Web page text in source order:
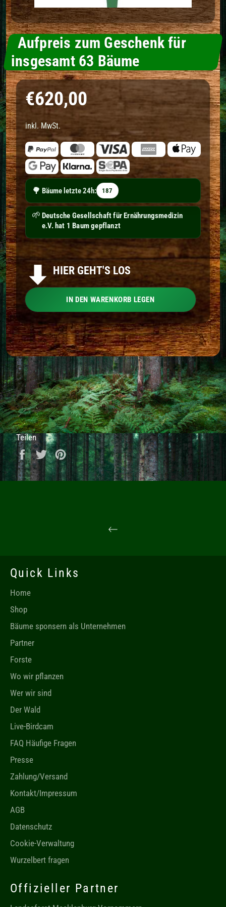
Aufpreis zum Geschenk für
insgesamt 63 Bäume
Normaler Preis
€620,00
inkl. MwSt.
🌳 Bäume letzte 24h: 187
🌱 Deutsche Gesellschaft für Ernährungsmedizin
e.V. hat 1 Baum gepflanzt
HIER GEHT'S LOS
IN DEN WARENKORB LEGEN
Teilen
Auf Facebook teilen
Auf Twitter twittern
Auf Pinterest pinnen
Quick Links
Home
Shop
Bäume sponsern als Unternehmen
Partner
Forste
Wo wir pflanzen
Wer wir sind
Der Wald
Live-Birdcam
FAQ Häufige Fragen
Presse
Zahlung/Versand
Kontakt/Impressum
AGB
Datenschutz
Cookie-Verwaltung
Wurzelbert fragen
Offizieller Partner